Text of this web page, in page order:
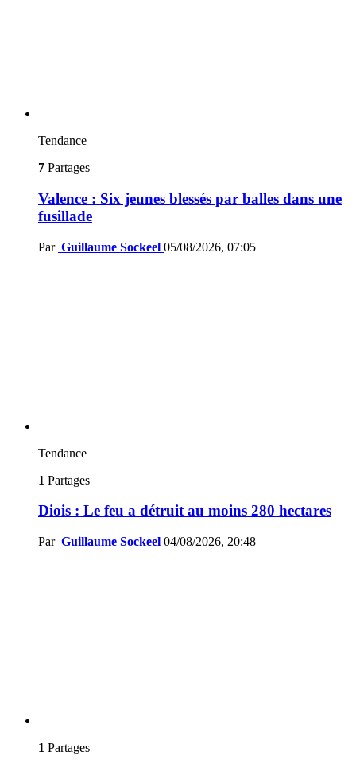
Tendance
7 Partages
Valence : Six jeunes blessés par balles dans une
fusillade
Par Guillaume Sockeel 05/08/2026, 07:05
Tendance
1 Partages
Diois : Le feu a détruit au moins 280 hectares
Par Guillaume Sockeel 04/08/2026, 20:48
1 Partages